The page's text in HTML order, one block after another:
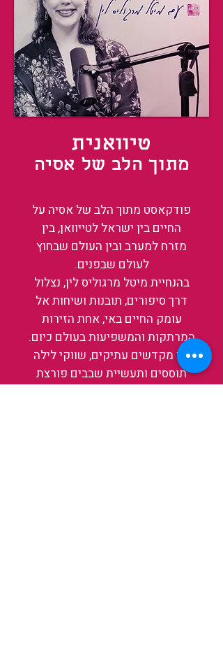
טיוואנית
מתוך הלב של אסיה
פודקאסט מתוך הלב של אסיה על
החיים בין ישראל לטייוואן, בין
מזרח למערב ובין העולם שבחוץ
לעולם שבפנים.
בהנחיית מיטל מרגוליס לין, נצלול
דרך סיפורים, תובנות ושיחות אל
עומק החיים באי, אחת הזירות
המרתקות והמשפיעות בעולם כיום.
בין מקדשים עתיקים, שווקי לילה
תוססים ותעשיית שבבים פורצת